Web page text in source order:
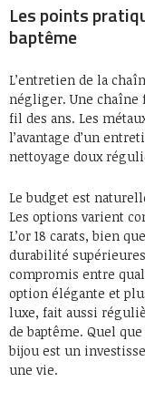
Les points
baptême
L’entretien de la
négliger. Une chaîne
fil des ans. Les
l’avantage d’un
nettoyage doux
Le budget est
Les options varient
L’or 18 carats, bien
durabilité
compromis entre
option élégante et
luxe, fait aussi
de baptême. Quel
bijou est un
une vie.